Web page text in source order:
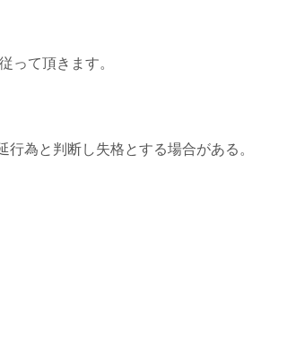
って頂きます。
為と判断し失格とする場合がある。